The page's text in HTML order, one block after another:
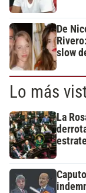
De
slow
Lo más
La